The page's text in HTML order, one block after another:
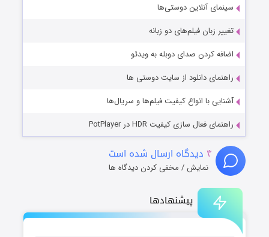
پیشنهادها
سینمای آنلاین دوستی‌ها
تغییر زبان فیلم‌های دو زبانه
اضافه کردن صدای دوبله به ویدئو
راهنمای دانلود از سایت دوستی ها
آشنایی با انواع کیفیت فیلم‌ها و سریال‌ها
راهنمای فعال سازی کیفیت HDR در PotPlayer
۴ دیدگاه ارسال شده است
نمایش / مخفی کردن دیدگاه ها